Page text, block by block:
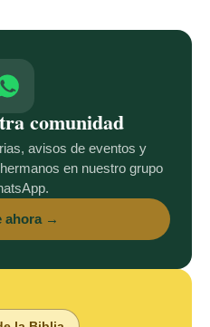
comunidad
avisos de eventos y
en nuestro grupo
ahora →